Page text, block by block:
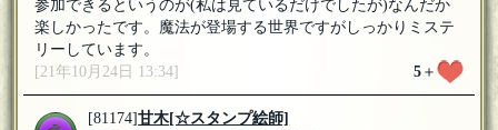
参加できるというのが(私は見ているだけでしたが)なんだか
楽しかったです。魔法が登場する世界ですがしっかりミステ
リーしています。
[21年10月24日 13:34]
5＋
[81174]甘木[☆スタンプ絵師]